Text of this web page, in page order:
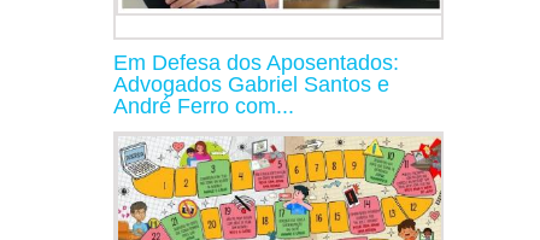
Em Defesa dos Aposentados:
Advogados Gabriel Santos e
André Ferro com...